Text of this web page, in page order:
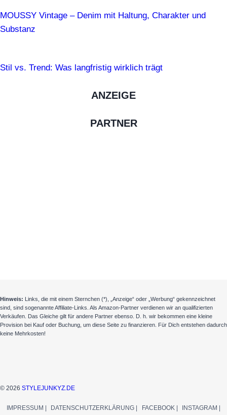
MOUSSY Vintage – Denim mit Haltung, Charakter und
Substanz
Stil vs. Trend: Was langfristig wirklich trägt
ANZEIGE
PARTNER
Hinweis: Links, die mit einem Sternchen (*), „Anzeige“ oder „Werbung“ gekennzeichnet
sind, sind sogenannte Affiliate-Links. Als Amazon-Partner verdienen wir an qualifizierten
Verkäufen. Das Gleiche gilt für andere Partner ebenso. D. h. wir bekommen eine kleine
Provision bei Kauf oder Buchung, um diese Seite zu finanzieren. Für Dich entstehen dadurch
keine Mehrkosten!
© 2026 STYLEJUNKYZ.DE
IMPRESSUM | DATENSCHUTZERKLÄRUNG | FACEBOOK | INSTAGRAM |